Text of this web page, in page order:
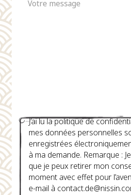
J’ai lu la politique de
mes données personnelles
enregistrées
à ma demande. Remarque :
que je peux retirer mon
moment avec effet pour
e-mail à